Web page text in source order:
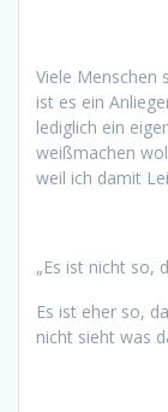
Viele Menschen
ist es ein
lediglich ein
weißmachen
weil ich damit
„Es ist nicht so,
Es ist eher so,
nicht sieht was